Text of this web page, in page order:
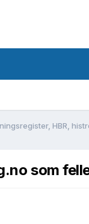
HBR,
som